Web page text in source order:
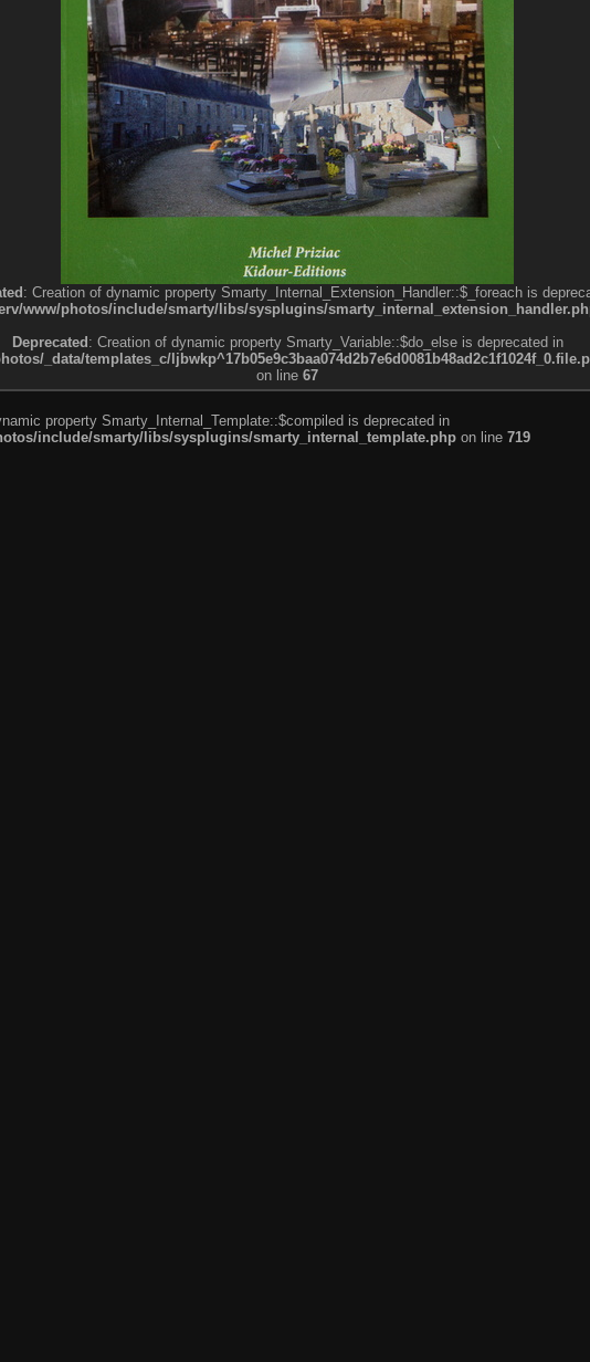
: Creation of dynamic property Smarty_Internal_Extension_Handler::$_foreach is
www/photos/include/smarty/libs/sysplugins/
Deprecated: Creation of dynamic property Smarty_Variable::$do_else is deprecated in
_data/templates_c/
on line 67
property Smarty_Internal_Template::$compiled is deprecated in
include/smarty/libs/sysplugins/smarty_internal_template.php on line 719